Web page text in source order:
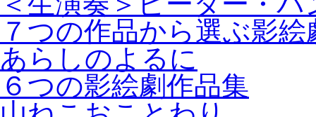
７つの作品から選ぶ影絵
あらしのよるに
６つの影絵劇作品集